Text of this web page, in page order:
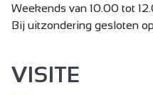
Weekends van 10.00 tot
Bij uitzondering gesloten
VISITE